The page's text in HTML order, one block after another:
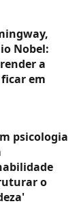
Nobel:
a
em
psicologia
o